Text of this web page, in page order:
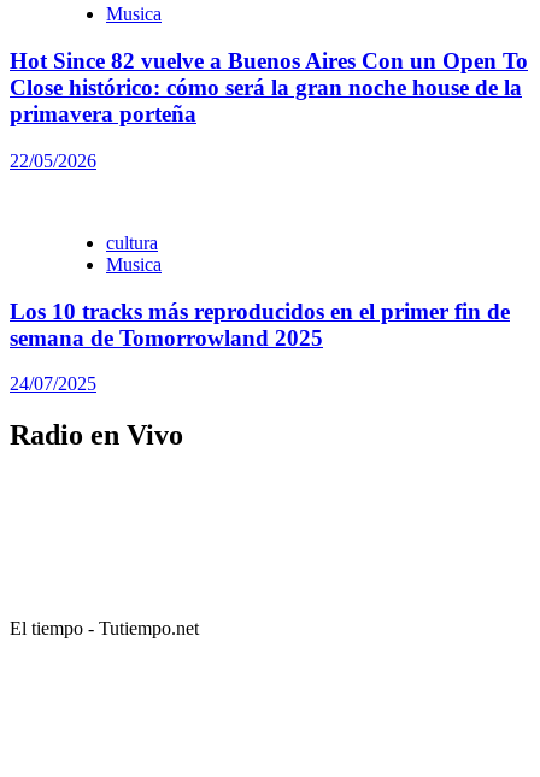
Musica
Hot Since 82 vuelve a Buenos Aires Con un Open To
Close histórico: cómo será la gran noche house de la
primavera porteña
22/05/2026
cultura
Musica
Los 10 tracks más reproducidos en el primer fin de
semana de Tomorrowland 2025
24/07/2025
Radio en Vivo
El tiempo - Tutiempo.net